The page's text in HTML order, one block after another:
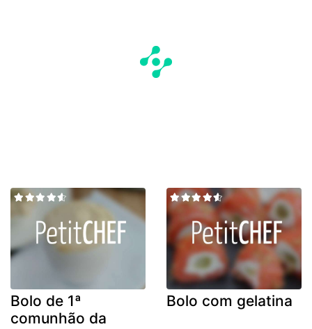
Bolo de 1ª
comunhão da
Bolo com gelatina